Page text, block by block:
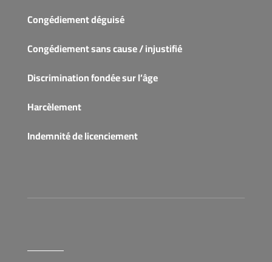
Congédiement déguisé
Congédiement sans cause / injustifié
Discrimination fondée sur l’âge
Harcèlement
Indemnité de licenciement